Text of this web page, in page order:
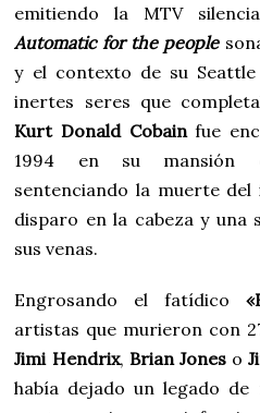
emitiendo la MTV
Automatic for the people
y el contexto de su
inertes seres que
Kurt Donald Cobainfue
1994 en su mansión
sentenciando la muerte
disparo en la cabeza y una
sus venas.
Engrosando el fatídico
artistas que murieron con
Jimi Hendrix, Brian Jones o
había dejado un legado